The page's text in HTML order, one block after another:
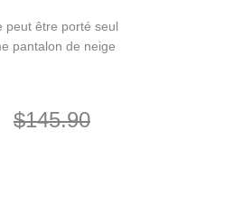
peut être porté seul
pantalon de neige
$145.90